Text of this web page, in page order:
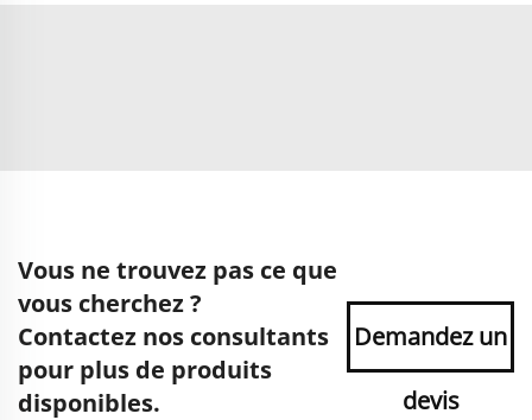
Vous ne trouvez pas ce que
vous cherchez ?
Contactez nos consultants
pour plus de produits
disponibles.
Demandez un
devis